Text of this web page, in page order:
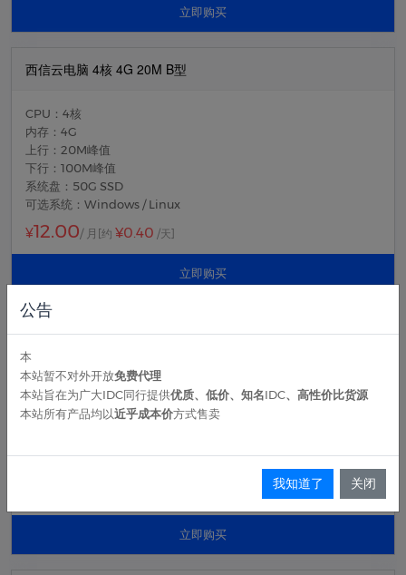
立即购买
西信云电脑 4核 4G 20M B型
CPU：4核
内存：4G
上行：20M峰值
下行：100M峰值
系统盘：50G SSD
可选系统：Windows / Linux
¥12.00/ 月 [约 ¥0.40 /天]
立即购买
西信云电脑 8核 8G 20M C型
CPU：8核
内存：8G
上行：20M峰值
立即购买
公告
本
本站暂不对外开放免费代理
本站旨在为广大IDC同行提供优质、低价、知名IDC、高性价比货源
本站所有产品均以近乎成本价方式售卖
我知道了 关闭